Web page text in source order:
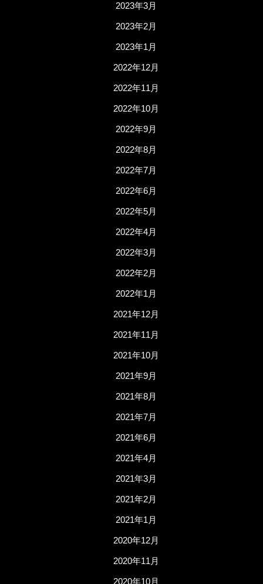
2023年3月
2023年2月
2023年1月
2022年12月
2022年11月
2022年10月
2022年9月
2022年8月
2022年7月
2022年6月
2022年5月
2022年4月
2022年3月
2022年2月
2022年1月
2021年12月
2021年11月
2021年10月
2021年9月
2021年8月
2021年7月
2021年6月
2021年4月
2021年3月
2021年2月
2021年1月
2020年12月
2020年11月
2020年10月